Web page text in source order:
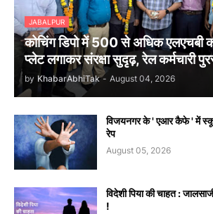
JABALPUR
कोचिंग डिपो में 500 से अधिक एलएचबी
प्लेट लगाकर संरक्षा सुदृढ़, रेल कर्मचारी
by KhabarAbhiTak - August 04, 2026
विजयनगर के ' एआर कैफे ' में
रेप
August 05, 2026
विदेशी पिया की चाहत :
!